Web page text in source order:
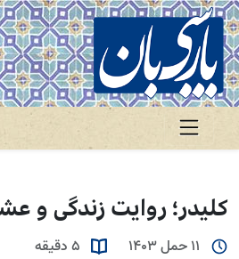
کلیدر؛ روایت زندگی و
11 حمل 1403 5 دقیقه